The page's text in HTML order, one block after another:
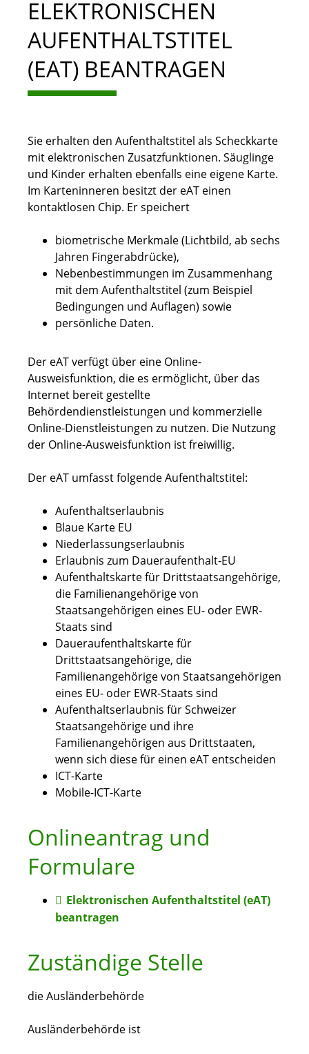
ELEKTRONISCHEN
AUFENTHALTSTITEL
(EAT) BEANTRAGEN
Sie erhalten den Aufenthaltstitel als Scheckkarte
mit elektronischen Zusatzfunktionen. Säuglinge
und Kinder erhalten ebenfalls eine eigene Karte.
Im Karteninneren besitzt der eAT einen
kontaktlosen Chip. Er speichert
biometrische Merkmale (Lichtbild, ab sechs
Jahren Fingerabdrücke),
Nebenbestimmungen im Zusammenhang
mit dem Aufenthaltstitel (zum Beispiel
Bedingungen und Auflagen) sowie
persönliche Daten.
Der eAT verfügt über eine Online-
Ausweisfunktion, die es ermöglicht, über das
Internet bereit gestellte
Behördendienstleistungen und kommerzielle
Online-Dienstleistungen zu nutzen. Die Nutzung
der Online-Ausweisfunktion ist freiwillig.
Der eAT umfasst folgende Aufenthaltstitel:
Aufenthaltserlaubnis
Blaue Karte EU
Niederlassungserlaubnis
Erlaubnis zum Daueraufenthalt-EU
Aufenthaltskarte für Drittstaatsangehörige,
die Familienangehörige von
Staatsangehörigen eines EU- oder EWR-
Staats sind
Daueraufenthaltskarte für
Drittstaatsangehörige, die
Familienangehörige von Staatsangehörigen
eines EU- oder EWR-Staats sind
Aufenthaltserlaubnis für Schweizer
Staatsangehörige und ihre
Familienangehörigen aus Drittstaaten,
wenn sich diese für einen eAT entscheiden
ICT-Karte
Mobile-ICT-Karte
Onlineantrag und
Formulare
Elektronischen Aufenthaltstitel (eAT)
beantragen
Zuständige Stelle
die Ausländerbehörde
Ausländerbehörde ist